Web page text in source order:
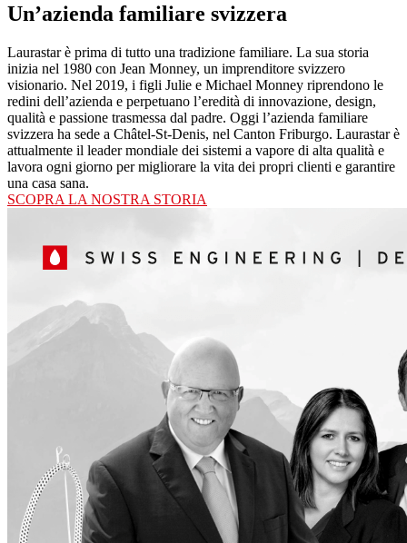
Un’azienda familiare svizzera
Laurastar è prima di tutto una tradizione familiare. La sua storia
inizia nel 1980 con Jean Monney, un imprenditore svizzero
visionario. Nel 2019, i figli Julie e Michael Monney riprendono le
redini dell’azienda e perpetuano l’eredità di innovazione, design,
qualità e passione trasmessa dal padre. Oggi l’azienda familiare
svizzera ha sede a Châtel-St-Denis, nel Canton Friburgo. Laurastar è
attualmente il leader mondiale dei sistemi a vapore di alta qualità e
lavora ogni giorno per migliorare la vita dei propri clienti e garantire
una casa sana.
SCOPRA LA NOSTRA STORIA